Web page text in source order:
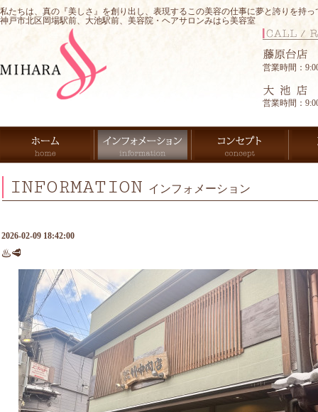
私たちは、真の『美しさ』を創り出し、表現するこの美容の仕事に夢と誇りを持
神戸市北区岡場駅前、大池駅前、美容院・ヘアサロンみはら美容室
営業時間：
営業時間：
INFORMATION インフォメーション
2026-02-09 18:42:00
♨️🥩